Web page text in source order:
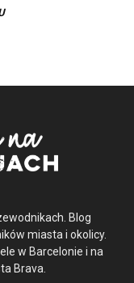
Blog
miasta i okolicy.
w Barcelonie i na
Brava.